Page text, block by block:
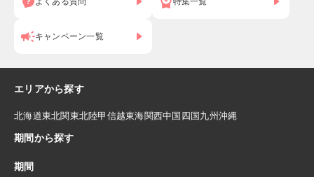
キャンペーン一覧
エリアから探す
北海道東北関東北陸甲信越東海関西中国 四国 九州 沖縄
期間から探す
期間